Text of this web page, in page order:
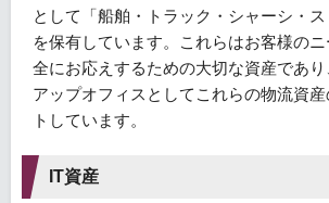
として「船舶・トラック・シャーシ・ス
を保有しています。これらはお客様の
全にお応えするための大切な資産であ
アップオフィスとしてこれらの物流資
トしています。
IT資産